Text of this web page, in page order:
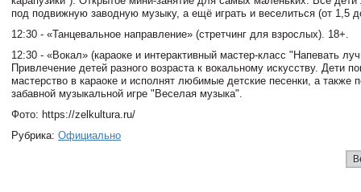
под подвижную заводную музыку, а ещё играть и веселиться (от 1,5
12:30 - «Танцевальное направление» (стретчинг для взрослых). 18+.
12:30 - «Вокал» (караоке и интерактивный мастер-класс "Напевать
Привлечение детей разного возраста к вокальному искусству. Дети
мастерство в караоке и исполнят любимые детские песенки, а также
забавной музыкальной игре "Веселая музыка".
Фото: https://zelkultura.ru/
Рубрика: Официально